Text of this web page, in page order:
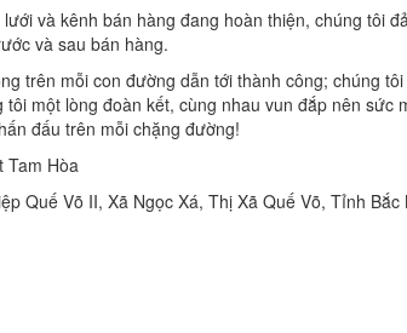
và kênh bán hàng đang hoàn thiện, chúng tôi
và sau bán hàng.
trên mỗi con đường dẫn tới thành công; chúng
một lòng đoàn kết, cùng nhau vun đắp nên sức
đấu trên mỗi chặng đường!
Tam Hòa
Quế Võ II, Xã Ngọc Xá, Thị Xã Quế Võ, Tỉnh Bắc